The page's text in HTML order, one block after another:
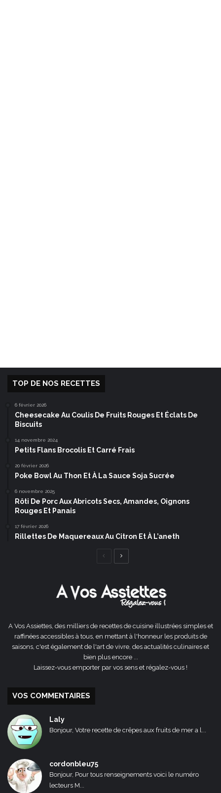
TOP DE NOS RECETTES
6 février 2026
Cheesecake Au Coulis De Fruits Rouges Et Éclats De
Biscuits
14 novembre 2024
Petits Flans Brocolis Et Carré Frais
20 février 2026
Poke Bowl Au Thon Et À La Sauce Soja Sucrée
6 novembre 2025
Rôti De Porc Aux Abricots Secs, Amandes, Oignons
Rouges Et Panais
17 février 2026
Rillettes De Maquereaux Au Citron Et À L’aneth
Page
A Vos Assiettes, des milliers de recettes de cuisine illustrées simples et
raffinées accessibles à tous, en mettant à l'honneur les produits de
saisons, c'est également de l'art de vivre, des actualités culinaires et
bien plus encore ...
Laissez-vous emporter par vos sens et régalez-vous !
VOS COMMENTAIRES
Laly
Bonjour, Votre recette de crêpes aux fruits de mer a l...
cordonbleu75
Bonjour, Pour tous renseignements voici le numéro
lecteurs M...